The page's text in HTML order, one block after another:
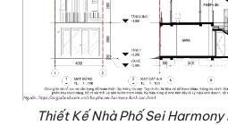
Thiết Kế Nhà Phố Sei